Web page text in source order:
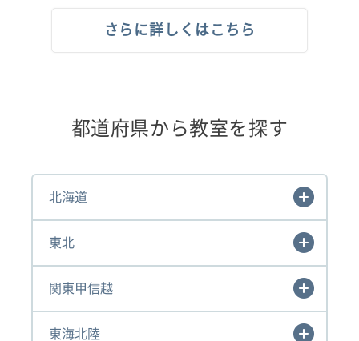
さらに詳しくはこちら
都道府県から教室を探す
北海道
東北
関東甲信越
東海北陸